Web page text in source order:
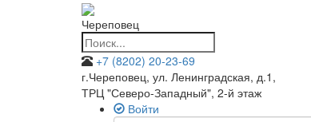
Череповец
+7 (8202) 20-23-69
г.Череповец, ул. Ленинградская, д.1 ,
ТРЦ "Северо-Западный", 2-й этаж
Войти